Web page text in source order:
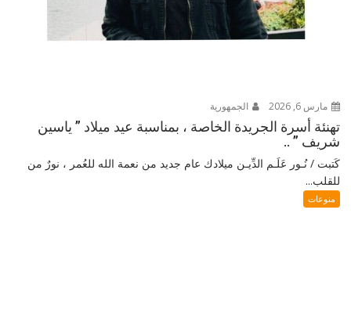
مارس 6, 2026 الجمهورية
تهنئة أسرة الجريدة الخاصة ، بمناسبة عيد ميلاد ” ياسين
شريف ” ..
كَتبت / نُـور عَلَـم الدِّيـن ميلادك عام جديد من نعمة الله للعُمر ، نورٌ من
للقلب...
منوعات